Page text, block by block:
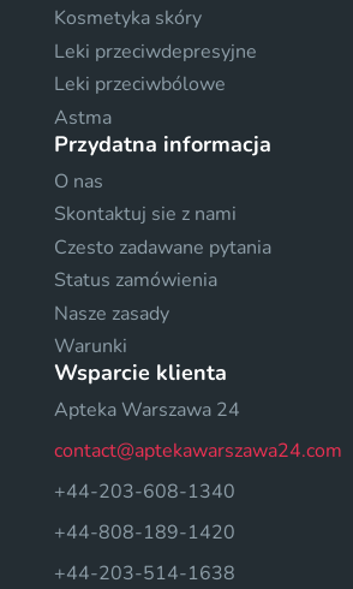
Kosmetyka skóry
Leki przeciwdepresyjne
Leki przeciwbólowe
Astma
Przydatna informacja
O nas
Skontaktuj sie z nami
Czesto zadawane pytania
Status zamówienia
Nasze zasady
Warunki
Wsparcie klienta
Apteka Warszawa 24
contact@aptekawarszawa24.com
+44-203-608-1340
+44-808-189-1420
+44-203-514-1638